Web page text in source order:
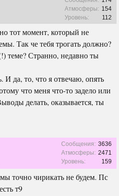
Атмосферы: 154
Уровень:
112
тот момент, который не
Так че тебя трогать должно?
теме? Странно, недавно ты
да, то, что я отвечаю, опять
что меня что-то задело или
делать, оказывается, ты
Сообщения: 3636
Атмосферы: 2471
Уровень:
159
точно чирикать не будем. Пс
т9